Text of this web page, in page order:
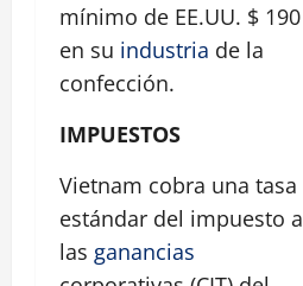
mínimo de EE.UU. $ 190
en su industria de la
confección.
IMPUESTOS
Vietnam cobra una tasa
estándar del impuesto a
las ganancias